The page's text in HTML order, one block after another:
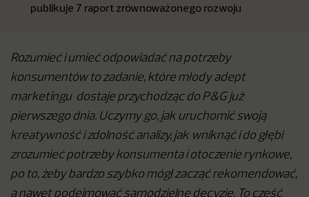
publikuje 7 raport zrównoważonego rozwoju
Rozumieć i umieć odpowiadać na potrzeby
konsumentów to zadanie, które młody adept
marketingu dostaje przychodząc do P&G już
pierwszego dnia. Uczymy go, jak uruchomić swoją
kreatywność i zdolność analizy, jak wniknąć i do głębi
zrozumieć potrzeby konsumenta i otoczenie rynkowe,
po to, żeby bardzo szybko mógł zacząć rekomendować,
a nawet podejmować samodzielne decyzje. To część